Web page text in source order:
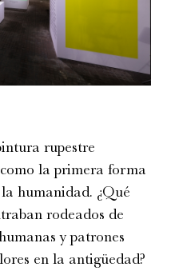
rupestre
la primera forma
humanidad. ¿Qué
rodeados de
y patrones
en la antigüedad?